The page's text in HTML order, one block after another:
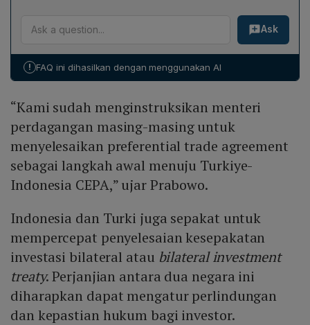
Komunikasi Presiden Turkiye; serta (3) kerja sama
kebudayaan antara pemerintah kedua negara.
Prabowo mengapresiasi kontribusi perusahaan
konstruksi Turki yang telah membangun 42 rumah sakit
energi terbarukan, pertahanan, serta tekstil kelas atas.
produksi vaksin bagi kedua negara.
Ask
! FAQ ini dihasilkan dengan menggunakan AI
“Kami sudah menginstruksikan menteri
perdagangan masing-masing untuk
menyelesaikan preferential trade agreement
sebagai langkah awal menuju Turkiye-
Indonesia CEPA,” ujar Prabowo.
Indonesia dan Turki juga sepakat untuk
mempercepat penyelesaian kesepakatan
investasi bilateral atau bilateral investment
treaty. Perjanjian antara dua negara ini
diharapkan dapat mengatur perlindungan
dan kepastian hukum bagi investor.